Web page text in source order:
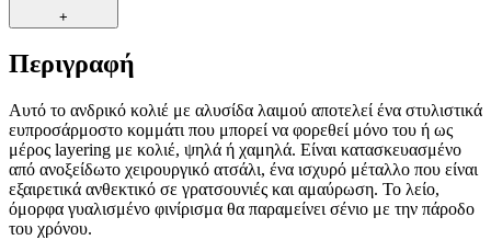
+
Περιγραφή
Αυτό το ανδρικό κολιέ με αλυσίδα λαιμού αποτελεί ένα στυλιστικά
ευπροσάρμοστο κομμάτι που μπορεί να φορεθεί μόνο του ή ως
μέρος layering με κολιέ, ψηλά ή χαμηλά. Είναι κατασκευασμένο
από ανοξείδωτο χειρουργικό ατσάλι, ένα ισχυρό μέταλλο που είναι
εξαιρετικά ανθεκτικό σε γρατσουνιές και αμαύρωση. Το λείο,
όμορφα γυαλισμένο φινίρισμα θα παραμείνει σένιο με την πάροδο
του χρόνου.